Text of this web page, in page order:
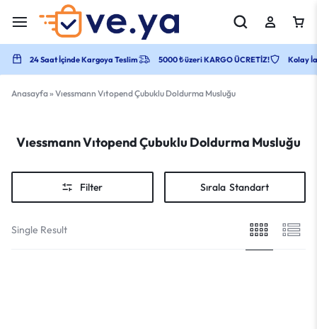
24 Saat İçinde Kargoya Teslim 5000 ₺ üzeri KARGO ÜCRETİZ! Kolay
Anasayfa» Vıessmann Vıtopend Çubuklu Doldurma Musluğu
Vıessmann Vıtopend Çubuklu Doldurma Musluğu
Filter Sırala Standart
Single Result